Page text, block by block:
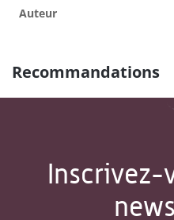
Auteur
Recommandations
Inscrivez-